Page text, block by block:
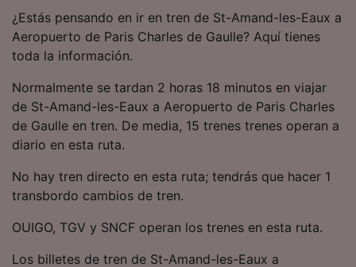
¿Estás pensando en ir en tren de St-Amand-les-Eaux a
Aeropuerto de Paris Charles de Gaulle? Aquí tienes
toda la información.
Normalmente se tardan 2 horas 18 minutos en viajar
de St-Amand-les-Eaux a Aeropuerto de Paris Charles
de Gaulle en tren. De media, 15 trenes trenes operan a
diario en esta ruta.
No hay tren directo en esta ruta; tendrás que hacer 1
transbordo cambios de tren.
OUIGO, TGV y SNCF operan los trenes en esta ruta.
Los billetes de tren de St-Amand-les-Eaux a
precisa. Analizar activamente las
características del dispositivo para su
identificación. Almacenar la información en un
dispositivo y/o acceder a ella. Publicidad y
publicidad y contenido, investigación de
audiencia y desarrollo de servicios.
Lista de asociados (proveedores)